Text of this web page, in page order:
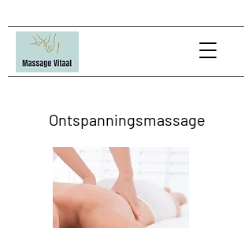
Ontspanningsmassage